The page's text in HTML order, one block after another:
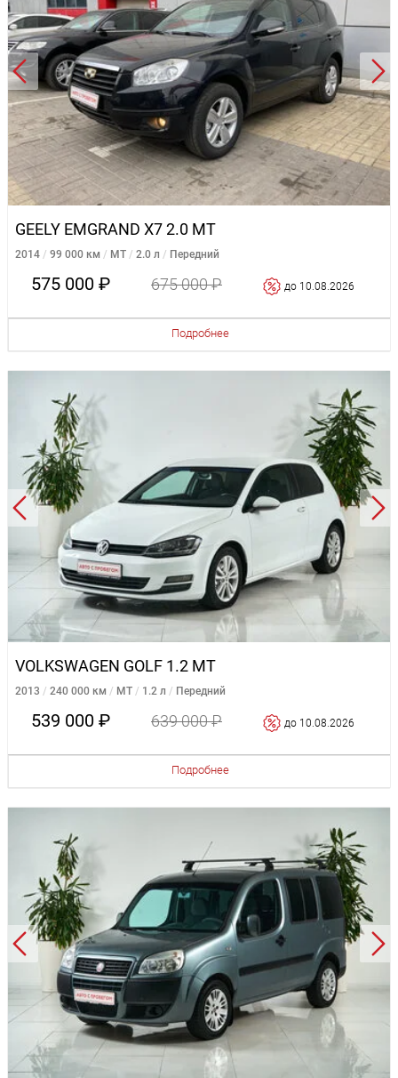
GEELY EMGRAND X7 2.0 MT
2014 99 000 км MT 2.0 л Передний
575 000 ₽ 675 000 ₽ до 10.08.2026
Подробнее
VOLKSWAGEN GOLF 1.2 MT
2013 240 000 км MT 1.2 л Передний
539 000 ₽ 639 000 ₽ до 10.08.2026
Подробнее